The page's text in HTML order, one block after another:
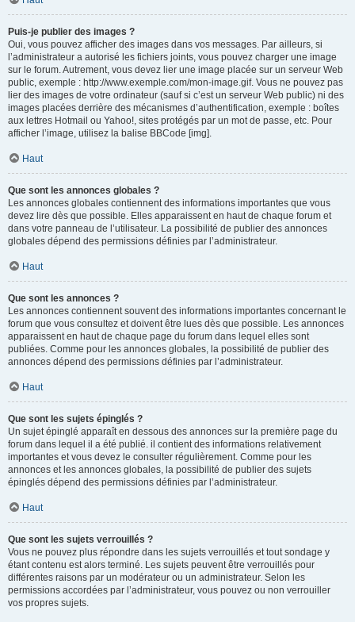
Puis-je publier des images ?
Oui, vous pouvez afficher des images dans vos messages. Par ailleurs, si
l’administrateur a autorisé les fichiers joints, vous pouvez charger une image
sur le forum. Autrement, vous devez lier une image placée sur un serveur Web
public, exemple : http://www.exemple.com/mon-image.gif. Vous ne pouvez pas
lier des images de votre ordinateur (sauf si c’est un serveur Web public) ni des
images placées derrière des mécanismes d’authentification, exemple : boîtes
aux lettres Hotmail ou Yahoo!, sites protégés par un mot de passe, etc. Pour
afficher l’image, utilisez la balise BBCode [img].
Haut
Que sont les annonces globales ?
Les annonces globales contiennent des informations importantes que vous
devez lire dès que possible. Elles apparaissent en haut de chaque forum et
dans votre panneau de l’utilisateur. La possibilité de publier des annonces
globales dépend des permissions définies par l’administrateur.
Haut
Que sont les annonces ?
Les annonces contiennent souvent des informations importantes concernant le
forum que vous consultez et doivent être lues dès que possible. Les annonces
apparaissent en haut de chaque page du forum dans lequel elles sont
publiées. Comme pour les annonces globales, la possibilité de publier des
annonces dépend des permissions définies par l’administrateur.
Haut
Que sont les sujets épinglés ?
Un sujet épinglé apparaît en dessous des annonces sur la première page du
forum dans lequel il a été publié. il contient des informations relativement
importantes et vous devez le consulter régulièrement. Comme pour les
annonces et les annonces globales, la possibilité de publier des sujets
épinglés dépend des permissions définies par l’administrateur.
Haut
Que sont les sujets verrouillés ?
Vous ne pouvez plus répondre dans les sujets verrouillés et tout sondage y
étant contenu est alors terminé. Les sujets peuvent être verrouillés pour
différentes raisons par un modérateur ou un administrateur. Selon les
permissions accordées par l’administrateur, vous pouvez ou non verrouiller
vos propres sujets.